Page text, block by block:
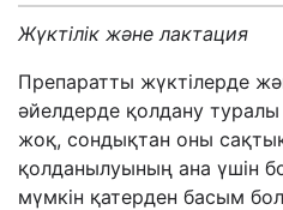
Жүктілік және лактация
Препаратты жүктілерде
әйелдерде қолдану туралы
жоқ, сондықтан оны
қолданылуының ана үшін
мүмкін қатерден басым